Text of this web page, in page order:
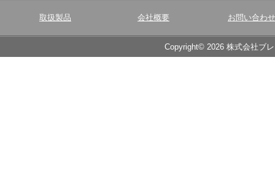
取扱製品 会社概要 お問い合わせ
Copyright© 2026 株式会社ブ